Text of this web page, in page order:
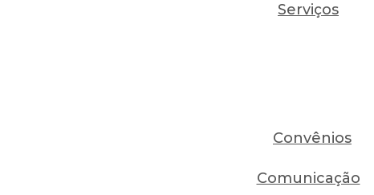
Serviços
Convênios
Comunicação